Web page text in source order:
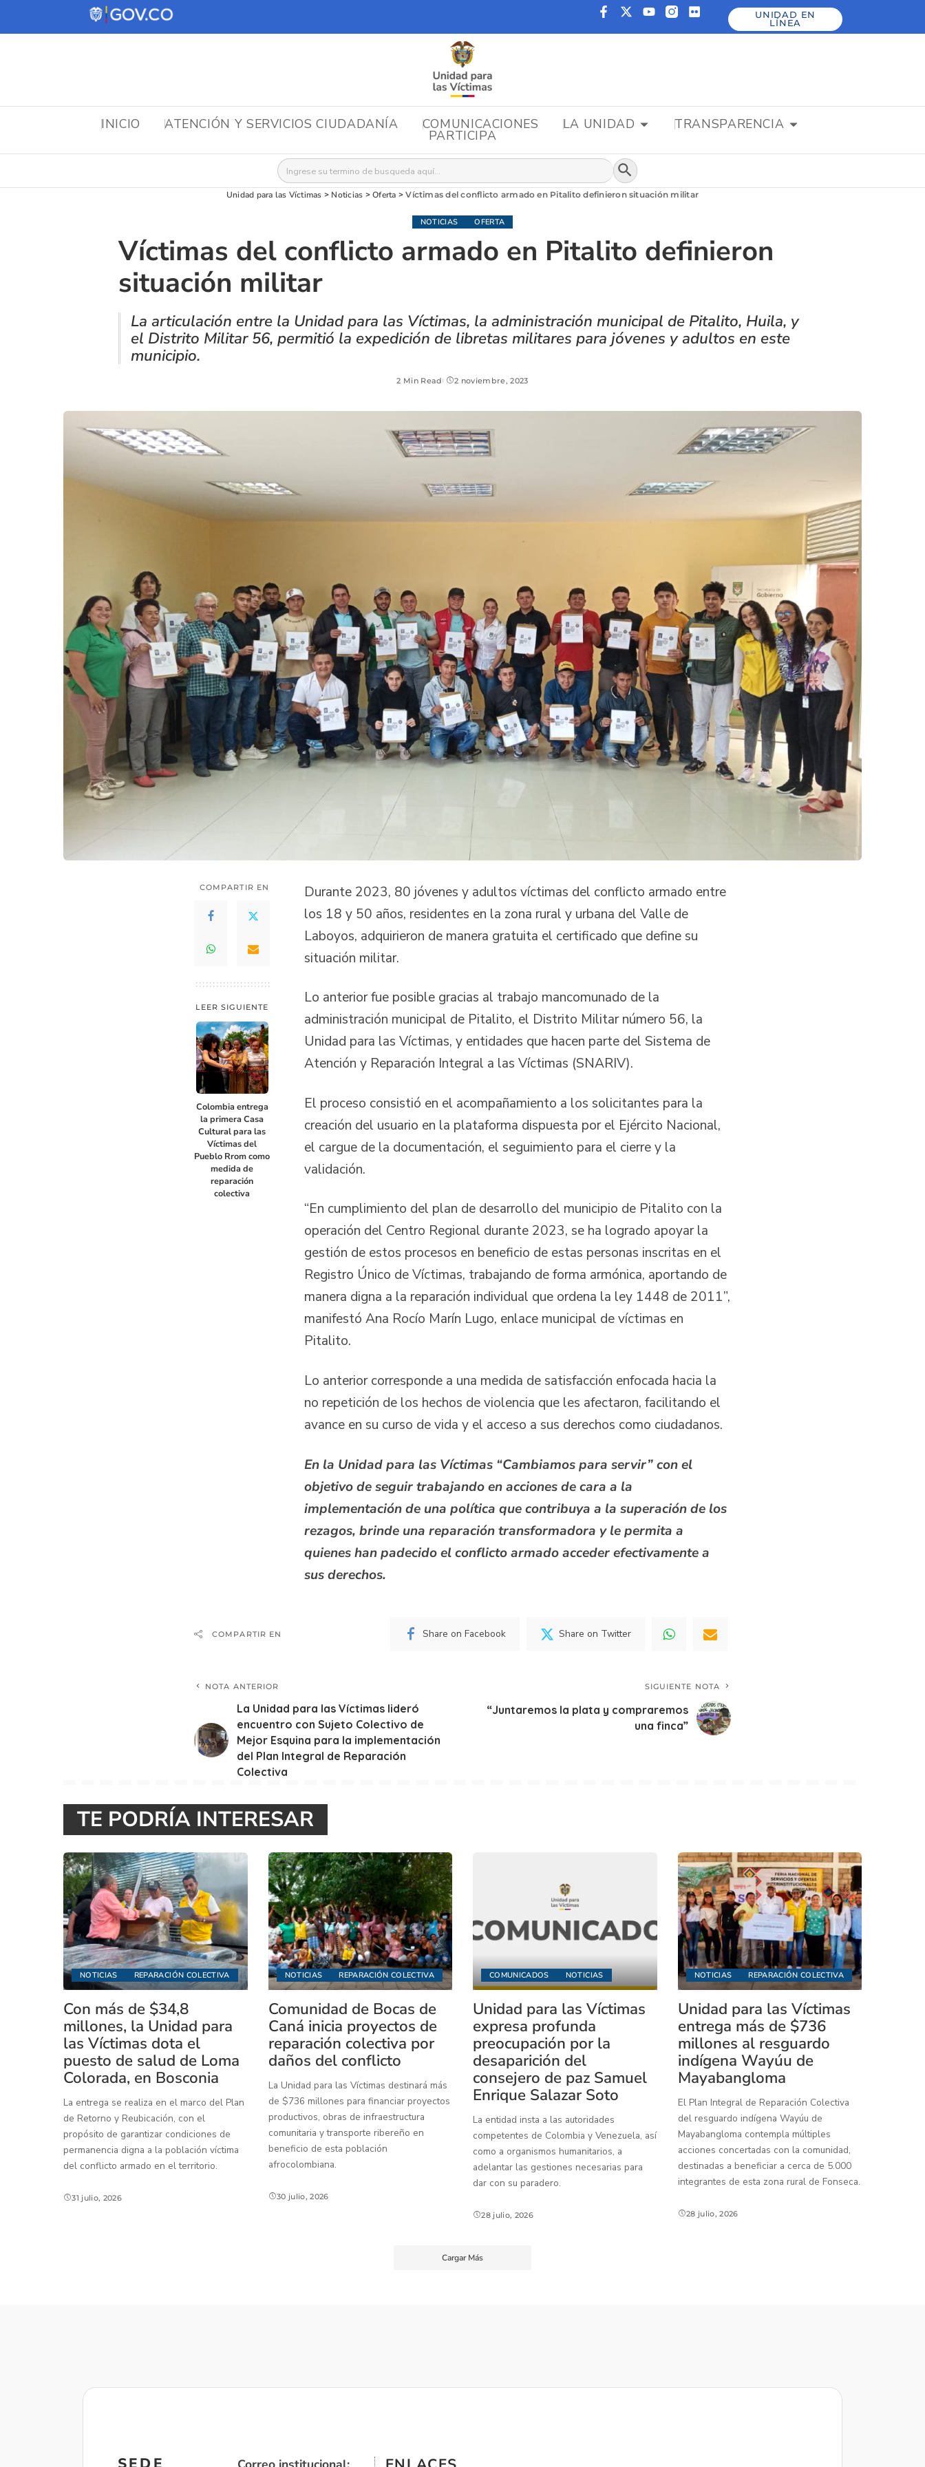
UNIDAD EN
LÍNEA
INICIO ATENCIÓN Y SERVICIOS CIUDADANÍA COMUNICACIONES LA UNIDAD TRANSPARENCIA
PARTICIPA
Buscar: Botón de búsqueda
Unidad para las Víctimas > Noticias >Oferta >Víctimas del conflicto armado en Pitalito definieron situación militar
NOTICIAS OFERTA
Víctimas del conflicto armado en Pitalito definieron
situación militar
La articulación entre la Unidad para las Víctimas, la administración municipal de Pitalito, Huila, y
el Distrito Militar 56, permitió la expedición de libretas militares para jóvenes y adultos en este
municipio.
2 Min Read 2 noviembre, 2023
COMPARTIR EN
LEER SIGUIENTE
Colombia entrega
la primera Casa
Cultural para las
Víctimas del
Pueblo Rrom como
medida de
reparación
colectiva
Durante 2023, 80 jóvenes y adultos víctimas del conflicto armado entre
los 18 y 50 años, residentes en la zona rural y urbana del Valle de
Laboyos, adquirieron de manera gratuita el certificado que define su
situación militar.
Lo anterior fue posible gracias al trabajo mancomunado de la
administración municipal de Pitalito, el Distrito Militar número 56, la
Unidad para las Víctimas, y entidades que hacen parte del Sistema de
Atención y Reparación Integral a las Víctimas (SNARIV).
El proceso consistió en el acompañamiento a los solicitantes para la
creación del usuario en la plataforma dispuesta por el Ejército Nacional,
el cargue de la documentación, el seguimiento para el cierre y la
validación.
“En cumplimiento del plan de desarrollo del municipio de Pitalito con la
operación del Centro Regional durante 2023, se ha logrado apoyar la
gestión de estos procesos en beneficio de estas personas inscritas en el
Registro Único de Víctimas, trabajando de forma armónica, aportando de
manera digna a la reparación individual que ordena la ley 1448 de 2011”,
manifestó Ana Rocío Marín Lugo, enlace municipal de víctimas en
Pitalito.
Lo anterior corresponde a una medida de satisfacción enfocada hacia la
no repetición de los hechos de violencia que les afectaron, facilitando el
avance en su curso de vida y el acceso a sus derechos como ciudadanos.
En la Unidad para las Víctimas “Cambiamos para servir” con el
objetivo de seguir trabajando en acciones de cara a la
implementación de una política que contribuya a la superación de los
rezagos, brinde una reparación transformadora y le permita a
quienes han padecido el conflicto armado acceder efectivamente a
sus derechos.
COMPARTIR EN Share on Facebook Share on Twitter
NOTA ANTERIOR
La Unidad para las Víctimas lideró
encuentro con Sujeto Colectivo de
Mejor Esquina para la implementación
del Plan Integral de Reparación
Colectiva
SIGUIENTE NOTA
“Juntaremos la plata y compraremos
una finca”
TE PODRÍA INTERESAR
NOTICIAS REPARACIÓN COLECTIVA
Con más de $34,8
millones, la Unidad para
las Víctimas dota el
puesto de salud de Loma
Colorada, en Bosconia
La entrega se realiza en el marco del Plan
de Retorno y Reubicación, con el
propósito de garantizar condiciones de
permanencia digna a la población víctima
del conflicto armado en el territorio.
31 julio, 2026
NOTICIAS REPARACIÓN COLECTIVA
Comunidad de Bocas de
Caná inicia proyectos de
reparación colectiva por
daños del conflicto
La Unidad para las Víctimas destinará más
de $736 millones para financiar proyectos
productivos, obras de infraestructura
comunitaria y transporte ribereño en
beneficio de esta población
afrocolombiana.
30 julio, 2026
COMUNICADOS NOTICIAS
Unidad para las Víctimas
expresa profunda
preocupación por la
desaparición del
consejero de paz Samuel
Enrique Salazar Soto
La entidad insta a las autoridades
competentes de Colombia y Venezuela, así
como a organismos humanitarios, a
adelantar las gestiones necesarias para
dar con su paradero.
28 julio, 2026
NOTICIAS REPARACIÓN COLECTIVA
Unidad para las Víctimas
entrega más de $736
millones al resguardo
indígena Wayúu de
Mayabangloma
El Plan Integral de Reparación Colectiva
del resguardo indígena Wayúu de
Mayabangloma contempla múltiples
acciones concertadas con la comunidad,
destinadas a beneficiar a cerca de 5.000
integrantes de esta zona rural de Fonseca.
28 julio, 2026
Cargar Más